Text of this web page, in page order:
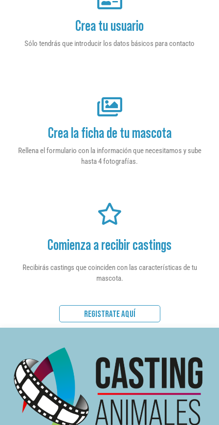
Crea tu usuario
Sólo tendrás que introducir los datos básicos para contacto
Crea la ficha de tu mascota
Rellena el formulario con la información que necesitamos y sube
hasta 4 fotografías.
Comienza a recibir castings
Recibirás castings que coinciden con las características de tu
mascota.
REGISTRATE AQUÍ